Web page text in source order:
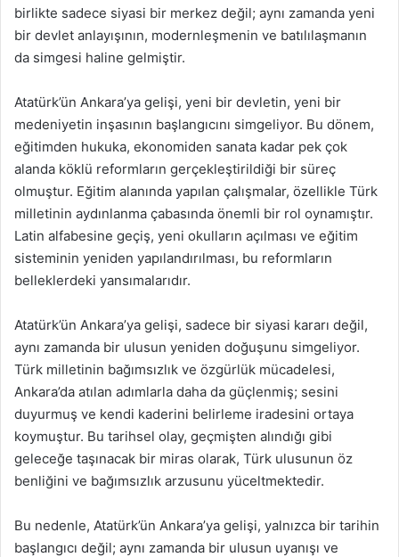
birlikte sadece siyasi bir merkez değil; aynı zamanda yeni
bir devlet anlayışının, modernleşmenin ve batılılaşmanın
da simgesi haline gelmiştir.
Atatürk’ün Ankara’ya gelişi, yeni bir devletin, yeni bir
medeniyetin inşasının başlangıcını simgeliyor. Bu dönem,
eğitimden hukuka, ekonomiden sanata kadar pek çok
alanda köklü reformların gerçekleştirildiği bir süreç
olmuştur. Eğitim alanında yapılan çalışmalar, özellikle Türk
milletinin aydınlanma çabasında önemli bir rol oynamıştır.
Latin alfabesine geçiş, yeni okulların açılması ve eğitim
sisteminin yeniden yapılandırılması, bu reformların
belleklerdeki yansımalarıdır.
Atatürk’ün Ankara’ya gelişi, sadece bir siyasi kararı değil,
aynı zamanda bir ulusun yeniden doğuşunu simgeliyor.
Türk milletinin bağımsızlık ve özgürlük mücadelesi,
Ankara’da atılan adımlarla daha da güçlenmiş; sesini
duyurmuş ve kendi kaderini belirleme iradesini ortaya
koymuştur. Bu tarihsel olay, geçmişten alındığı gibi
geleceğe taşınacak bir miras olarak, Türk ulusunun öz
benliğini ve bağımsızlık arzusunu yüceltmektedir.
Bu nedenle, Atatürk’ün Ankara’ya gelişi, yalnızca bir tarihin
başlangıcı değil; aynı zamanda bir ulusun uyanışı ve